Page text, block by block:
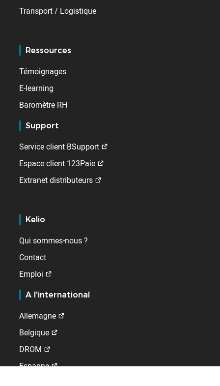
Transport / Logistique
Ressources
Témoignages
E-learning
Baromètre RH
Support
Service client BSupport
Espace client 123Paie
Extranet distributeurs
Kelio
Qui sommes-nous ?
Contact
Emploi
A l'international
Allemagne
Belgique
DROM
Espagne